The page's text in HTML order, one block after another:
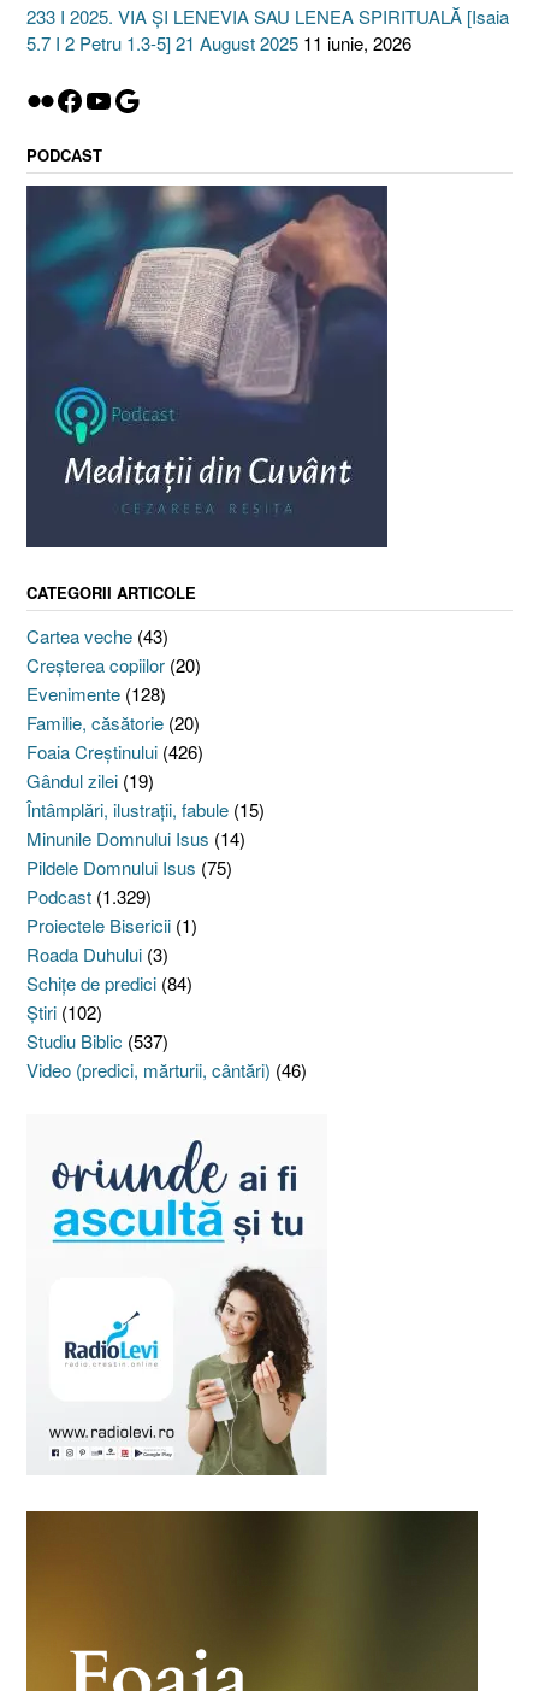
233 I 2025. VIA ȘI LENEVIA SAU LENEA SPIRITUALĂ [Isaia
5.7 I 2 Petru 1.3-5] 21 August 2025 11 iunie, 2026
Flickr
Facebook
YouTube
Google
PODCAST
CATEGORII ARTICOLE
Cartea veche (43)
Creşterea copiilor (20)
Evenimente (128)
Familie, căsătorie (20)
Foaia Creştinului (426)
Gândul zilei (19)
Întâmplări, ilustraţii, fabule (15)
Minunile Domnului Isus (14)
Pildele Domnului Isus (75)
Podcast (1.329)
Proiectele Bisericii (1)
Roada Duhului (3)
Schiţe de predici (84)
Ştiri (102)
Studiu Biblic (537)
Video (predici, mărturii, cântări) (46)